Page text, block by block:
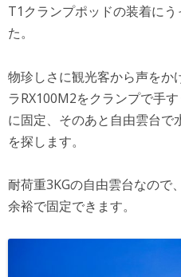
T1クランプポッドの装着に
た。
物珍しさに観光客から声をか
ラRX100M2をクランプで手す
に固定、そのあと自由雲台
を探します。
耐荷重3KGの自由雲台なので
余裕で固定できます。